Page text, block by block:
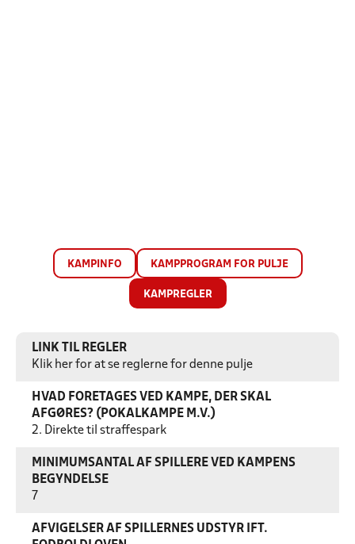
KAMPINFO KAMPPROGRAM FOR PULJE
KAMPREGLER
LINK TIL REGLER
Klik her for at se reglerne for denne pulje
HVAD FORETAGES VED KAMPE, DER SKAL
AFGØRES? (POKALKAMPE M.V.)
2. Direkte til straffespark
MINIMUMSANTAL AF SPILLERE VED KAMPENS
BEGYNDELSE
7
AFVIGELSER AF SPILLERNES UDSTYR IFT.